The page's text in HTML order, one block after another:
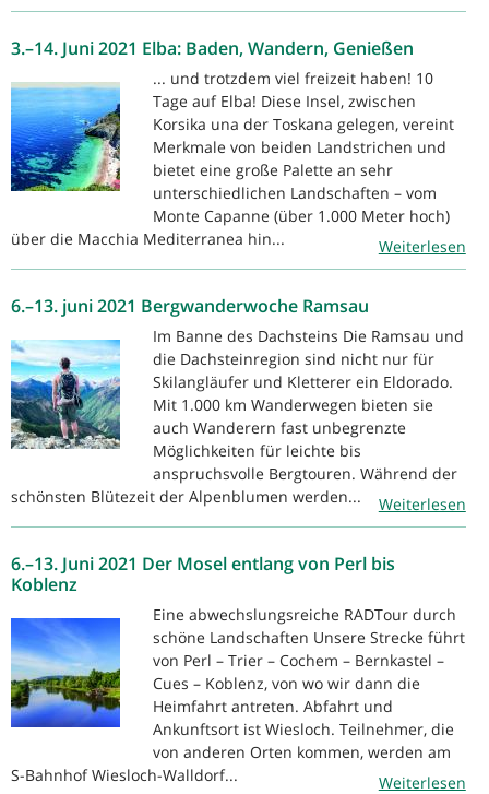
3.–14. Juni 2021 Elba: Baden, Wandern, Genießen
... und trotzdem viel freizeit haben! 10
Tage auf Elba! Diese Insel, zwischen
Korsika una der Toskana gelegen, vereint
Merkmale von beiden Landstrichen und
bietet eine große Palette an sehr
unterschiedlichen Landschaften – vom
Monte Capanne (über 1.000 Meter hoch)
über die Macchia Mediterranea hin...
Weiterlesen
6.–13. juni 2021 Bergwanderwoche Ramsau
Im Banne des Dachsteins Die Ramsau und
die Dachsteinregion sind nicht nur für
Skilangläufer und Kletterer ein Eldorado.
Mit 1.000 km Wanderwegen bieten sie
auch Wanderern fast unbegrenzte
Möglichkeiten für leichte bis
anspruchsvolle Bergtouren. Während der
schönsten Blütezeit der Alpenblumen werden...
Weiterlesen
6.–13. Juni 2021 Der Mosel entlang von Perl bis
Koblenz
Eine abwechslungsreiche RADTour durch
schöne Landschaften Unsere Strecke führt
von Perl – Trier – Cochem – Bernkastel –
Cues – Koblenz, von wo wir dann die
Heimfahrt antreten. Abfahrt und
Ankunftsort ist Wiesloch. Teilnehmer, die
von anderen Orten kommen, werden am
S-Bahnhof Wiesloch-Walldorf...
Weiterlesen